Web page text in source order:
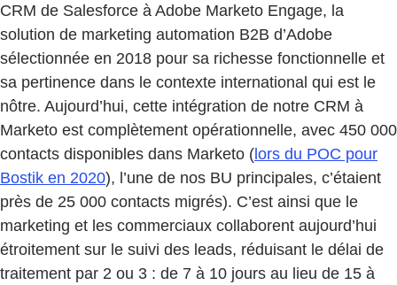
CRM de Salesforce à Adobe Marketo Engage, la
solution de marketing automation B2B d’Adobe
sélectionnée en 2018 pour sa richesse fonctionnelle et
sa pertinence dans le contexte international qui est le
nôtre. Aujourd’hui, cette intégration de notre CRM à
Marketo est complètement opérationnelle, avec 450 000
contacts disponibles dans Marketo (lors du POC pour
Bostik en 2020), l’une de nos BU principales, c’étaient
près de 25 000 contacts migrés). C’est ainsi que le
marketing et les commerciaux collaborent aujourd’hui
étroitement sur le suivi des leads, réduisant le délai de
traitement par 2 ou 3 : de 7 à 10 jours au lieu de 15 à